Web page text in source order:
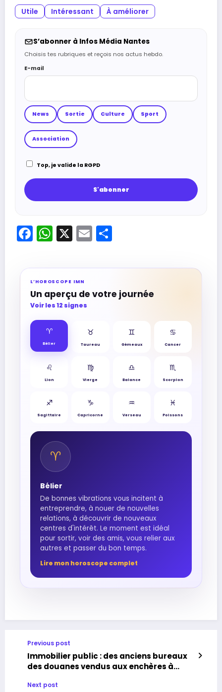
Utile Intéressant À améliorer
S’abonner à Infos Média Nantes
Choisis tes rubriques et reçois nos actus hebdo.
E-mail
News Sortie Culture Sport
Association
Top, je valide la RGPD
Facebook
WhatsApp
X Email
L’HOROSCOPE IMN
Un aperçu de votre journée
Voir les 12 signes
♈︎
Bélier
♉︎
Taureau
♊︎
Gémeaux
♋︎
Cancer
♌︎
Lion
♍︎
Vierge
♎︎
Balance
♏︎
Scorpion
♐︎
Sagittaire
♑︎
Capricorne
♒︎
Verseau
♓︎
Poissons
♈︎
Bélier
De bonnes vibrations vous incitent à
entreprendre, à nouer de nouvelles
relations, à découvrir de nouveaux
centres d'intérêt. Le moment est idéal
pour sortir, voir des amis, vous relier aux
autres et passer du bon temps.
Lire mon horoscope complet
Previous post
Immobilier public : des anciens bureaux
des douanes vendus aux enchères à
Next post